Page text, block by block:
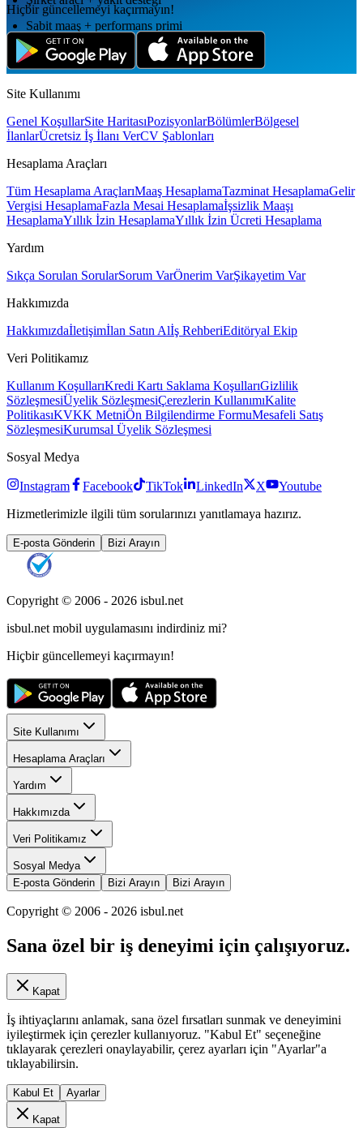
Sabit maaş + performans primi
Hiçbir güncellemeyi kaçırmayın!
Site Kullanımı
Genel KoşullarSite HaritasıPozisyonlarBölümlerBölgesel
İlanlarÜcretsiz İş İlanı VerCV Şablonları
Hesaplama Araçları
Tüm Hesaplama AraçlarıMaaş HesaplamaTazminat HesaplamaGelir
Vergisi HesaplamaFazla Mesai Hesaplamaİşsizlik Maaşı
HesaplamaYıllık İzin HesaplamaYıllık İzin Ücreti Hesaplama
Yardım
Sıkça Sorulan SorularSorum VarÖnerim VarŞikayetim Var
Hakkımızda
Hakkımızdaİletişimİlan Satın Alİş RehberiEditöryal Ekip
Veri Politikamız
Kullanım KoşullarıKredi Kartı Saklama KoşullarıGizlilik
SözleşmesiÜyelik SözleşmesiÇerezlerin KullanımıKalite
PolitikasıKVKK MetniÖn Bilgilendirme FormuMesafeli Satış
SözleşmesiKurumsal Üyelik Sözleşmesi
Sosyal Medya
Instagram Facebook TikTok LinkedIn X
Youtube
Hizmetlerimizle ilgili tüm sorularınızı yanıtlamaya hazırız.
E-posta Gönderin Bizi Arayın
Copyright © 2006 - 2026 isbul.net
isbul.net mobil uygulamasını indirdiniz mi?
Hiçbir güncellemeyi kaçırmayın!
Site Kullanımı
Hesaplama Araçları
Yardım
Hakkımızda
Veri Politikamız
Sosyal Medya
E-posta Gönderin
Bizi Arayın Bizi Arayın
Copyright © 2006 - 2026 isbul.net
Sana özel bir iş deneyimi için çalışıyoruz.
Kapat
İş ihtiyaçlarını anlamak, sana özel fırsatları sunmak ve deneyimini
iyileştirmek için çerezler kullanıyoruz. "Kabul Et" seçeneğine
tıklayarak çerezleri onaylayabilir, çerez ayarları için "Ayarlar"a
tıklayabilirsin.
Kabul Et Ayarlar
Kapat